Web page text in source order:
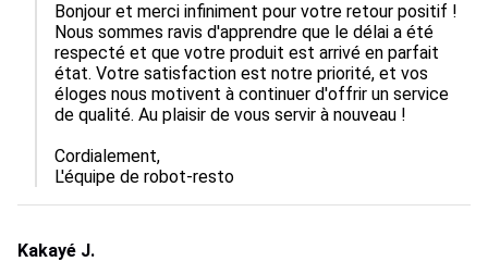
Bonjour et merci infiniment pour votre retour positif !
Nous sommes ravis d'apprendre que le délai a été
respecté et que votre produit est arrivé en parfait
état. Votre satisfaction est notre priorité, et vos
éloges nous motivent à continuer d'offrir un service
de qualité. Au plaisir de vous servir à nouveau !
Cordialement,
L'équipe de robot-resto
Kakayé J.